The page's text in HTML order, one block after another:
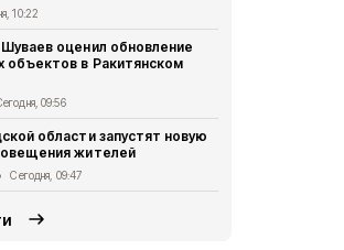
10:22
оценил обновление
объектов в Ракитянском
09:56
области запустят новую
жителей
Сегодня, 09:47